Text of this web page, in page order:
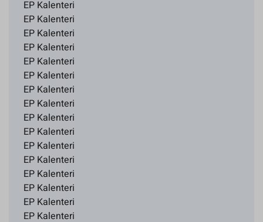
EP Kalenteri
EP Kalenteri
EP Kalenteri
EP Kalenteri
EP Kalenteri
EP Kalenteri
EP Kalenteri
EP Kalenteri
EP Kalenteri
EP Kalenteri
EP Kalenteri
EP Kalenteri
EP Kalenteri
EP Kalenteri
EP Kalenteri
EP Kalenteri